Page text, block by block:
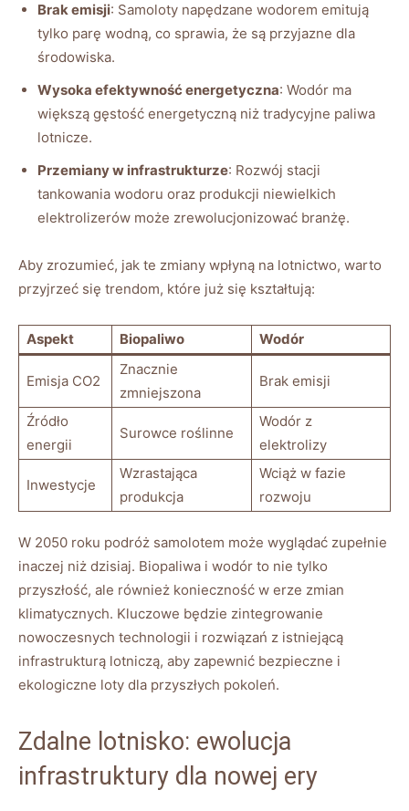
Brak emisji: Samoloty napędzane wodorem emitują
tylko parę wodną, co sprawia, że są przyjazne dla
środowiska.
Wysoka efektywność energetyczna: Wodór ma
większą gęstość energetyczną niż tradycyjne paliwa
lotnicze.
Przemiany w infrastrukturze: Rozwój stacji
tankowania wodoru oraz produkcji niewielkich
elektrolizerów może zrewolucjonizować branżę.
Aby zrozumieć, jak te zmiany wpłyną na lotnictwo, warto
przyjrzeć się trendom, które już się kształtują:
Aspekt Biopaliwo Wodór
Emisja CO2
Znacznie
zmniejszona
Brak emisji
Źródło
energii
Surowce roślinne
Wodór z
elektrolizy
Inwestycje
Wzrastająca
produkcja
Wciąż w fazie
rozwoju
W 2050 roku podróż samolotem może wyglądać zupełnie
inaczej niż dzisiaj. Biopaliwa i wodór to nie tylko
przyszłość, ale również konieczność w erze zmian
klimatycznych. Kluczowe będzie zintegrowanie
nowoczesnych technologii i rozwiązań z istniejącą
infrastrukturą lotniczą, aby zapewnić bezpieczne i
ekologiczne loty dla przyszłych pokoleń.
Zdalne lotnisko: ewolucja
infrastruktury dla nowej ery